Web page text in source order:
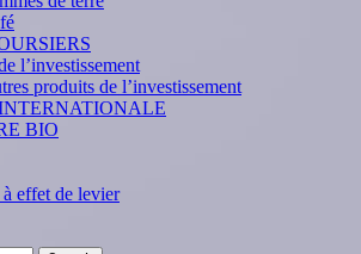
l’investissement
produits de l’investissement
BIO
effet de levier